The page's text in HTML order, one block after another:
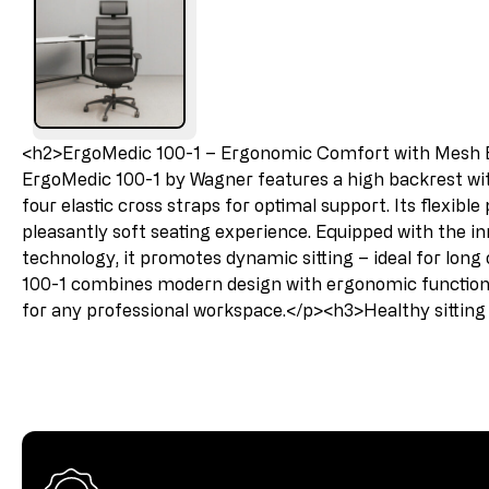
<h2>ErgoMedic 100-1 – Ergonomic Comfort with Mesh
ErgoMedic 100-1 by Wagner features a high backrest
four elastic cross straps for optimal support. Its flexible
pleasantly soft seating experience. Equipped with the
technology, it promotes dynamic sitting – ideal for long
100-1 combines modern design with ergonomic
for any professional workspace.</p><h3>Healthy